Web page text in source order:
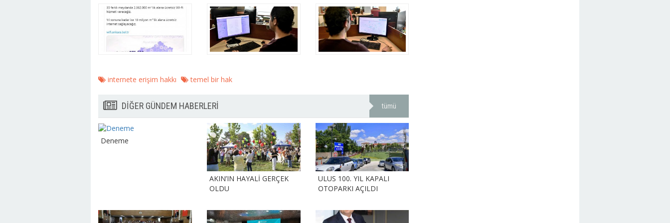
internete erişim hakkı temel bir hak
DİĞER GÜNDEM HABERLERİ tümü
Deneme
AKIN’IN HAYALİ GERÇEK
OLDU
ULUS 100. YIL KAPALI
OTOPARKI AÇILDI